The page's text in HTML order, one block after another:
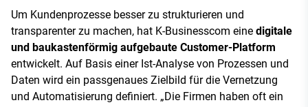
Um Kundenprozesse besser zu strukturieren und
transparenter zu machen, hat K-Businesscom eine digitale
und baukastenförmig aufgebaute Customer-Platform
entwickelt. Auf Basis einer Ist-Analyse von Prozessen und
Daten wird ein passgenaues Zielbild für die Vernetzung
und Automatisierung definiert. „Die Firmen haben oft ein